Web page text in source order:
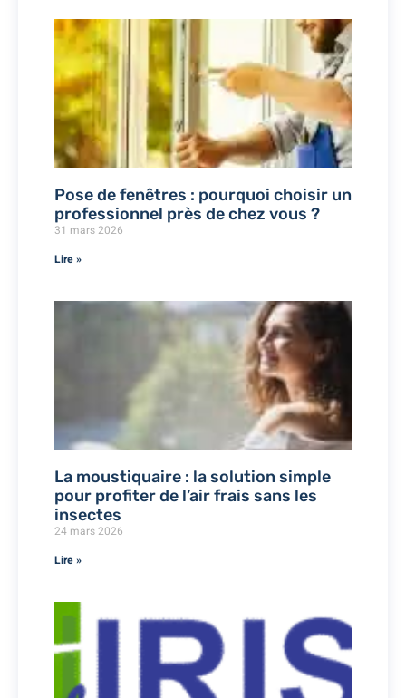
Pose de fenêtres : pourquoi choisir un
professionnel près de chez vous ?
31 mars 2026
Lire »
La moustiquaire : la solution simple
pour profiter de l’air frais sans les
insectes
24 mars 2026
Lire »